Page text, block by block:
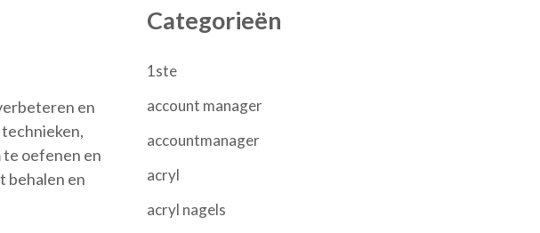
en
te oefenen en
behalen en
Categorieën
1ste
account manager
accountmanager
acryl
acryl nagels